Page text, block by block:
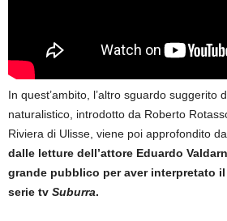
In quest’ambito, l’altro sguardo suggerito
naturalistico, introdotto da Roberto
Riviera di Ulisse, viene poi approfondito
dalle letture dell’attore Eduardo
grande pubblico per aver interpretato
serie tv Suburra.